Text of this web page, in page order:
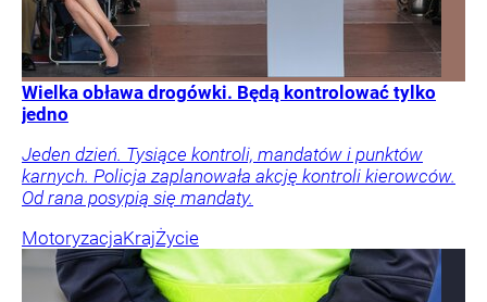
Wielka obława drogówki. Będą kontrolować tylko
jedno
Jeden dzień. Tysiące kontroli, mandatów i punktów
karnych. Policja zaplanowała akcję kontroli kierowców.
Od rana posypią się mandaty.
MotoryzacjaKrajŻycie